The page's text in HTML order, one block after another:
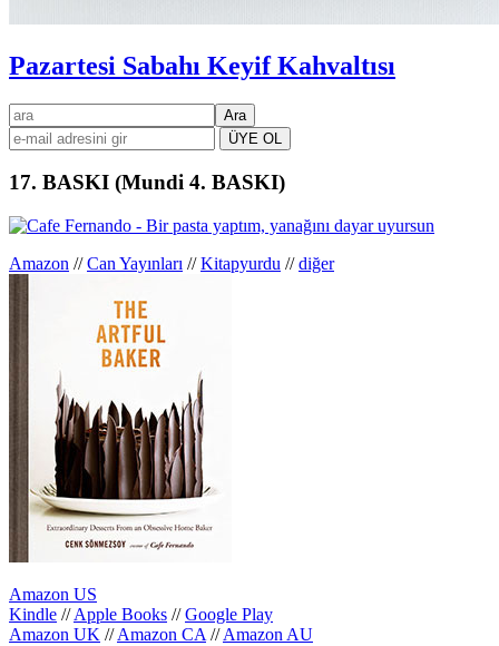
Pazartesi Sabahı Keyif Kahvaltısı
Birincil
kenar
çubuğu
ara
17. BASKI (Mundi 4. BASKI)
Amazon //Can Yayınları //Kitapyurdu //diğer
Amazon US
Kindle //Apple Books //Google Play
Amazon UK //Amazon CA //Amazon AU